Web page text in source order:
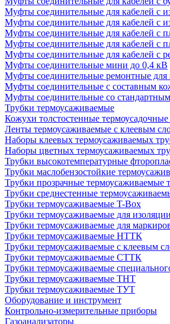
Муфты соединительные для кабелей с
Муфты соединительные для кабелей с
Муфты соединительные для кабелей с
Муфты соединительные для кабелей с
Муфты соединительные для кабелей с
Муфты соединительные мини до 0,4 кВ
Муфты соединительные ремонтные для
Муфты соединительные с составным
Муфты соединительные со
Трубки термоусаживаемые
Кожухи толстостенные
Ленты термоусаживаемые с клеевым
Наборы клеевых термоусаживаемых
Наборы цветных термоусаживаемых
Трубки высокотемпературные
Трубки маслобензостойкие
Трубки прозрачные термоусаживаемые
Трубки среднестенные
Трубки термоусаживаемые T-Box
Трубки термоусаживаемые для
Трубки термоусаживаемые для
Трубки термоусаживаемые НTТК
Трубки термоусаживаемые с клеевым
Трубки термоусаживаемые СTТК
Трубки термоусаживаемые
Трубки термоусаживаемые ТНТ
Трубки термоусаживаемые ТУТ
Оборудование и инструмент
Контрольно-измерительные приборы
Газоанализаторы